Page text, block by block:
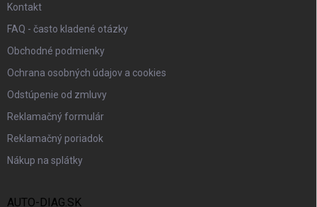
Kontakt
FAQ - často kladené otázky
Obchodné podmienky
Ochrana osobných údajov a cookies
Odstúpenie od zmluvy
Reklamačný formulár
Reklamačný poriadok
Nákup na splátky
AUTO-DIAG.SK